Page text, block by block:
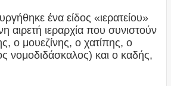
ένα είδος «ιερατείου»
αιρετή ιεραρχία που συνιστούν
ο μουεζίνης, ο χατίπης, ο
νομοδιδάσκαλος) και ο καδής,